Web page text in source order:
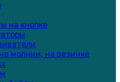
на кнопке
молнии, на резинке